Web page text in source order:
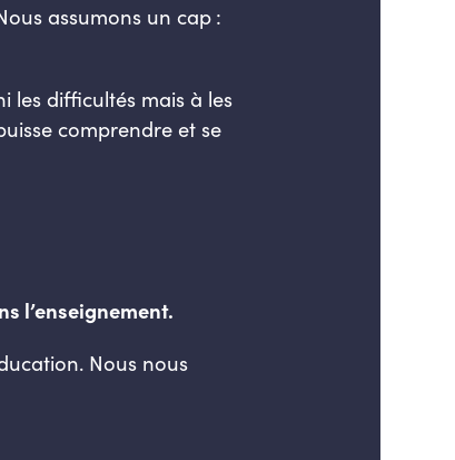
assumons un cap :
les difficultés mais à les
comprendre et se
l’enseignement.
Nous nous